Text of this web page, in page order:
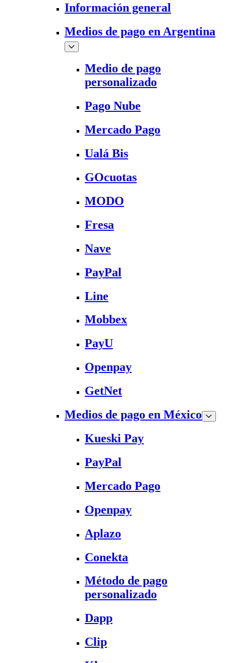
Información general
Medios de pago en Argentina
Medio de pago
personalizado
Pago Nube
Mercado Pago
Ualá Bis
GOcuotas
MODO
Fresa
Nave
PayPal
Line
Mobbex
PayU
Openpay
GetNet
Medios de pago en México
Kueski Pay
PayPal
Mercado Pago
Openpay
Aplazo
Conekta
Método de pago
personalizado
Dapp
Clip